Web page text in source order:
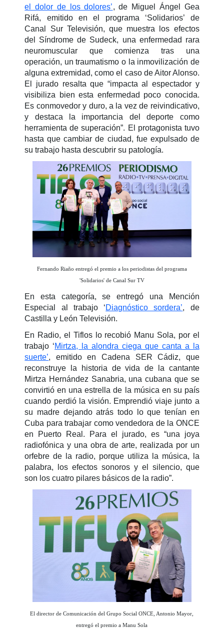
el dolor de los dolores’, de Miguel Ángel Gea
Rifá, emitido en el programa ‘Solidarios’ de
Canal Sur Televisión, que muestra los efectos
del Síndrome de Sudeck, una enfermedad rara
neuromuscular que comienza tras una
operación, un traumatismo o la inmovilización de
alguna extremidad, como el caso de Aitor Alonso.
El jurado resalta que “impacta al espectador y
visibiliza bien esta enfermedad poco conocida.
Es conmovedor y duro, a la vez de reivindicativo,
y destaca la importancia del deporte como
herramienta de superación”. El protagonista tuvo
hasta que cambiar de ciudad, fue expulsado de
su trabajo hasta descubrir su patología.
Fernando Riaño entregó el premio a los periodistas del programa
'Solidarios' de Canal Sur TV
En esta categoría, se entregó una Mención
Especial al trabajo ‘Diagnóstico sordera’, de
Castilla y León Televisión.
En Radio, el Tiflos lo recobió Manu Sola, por el
trabajo ‘Mirtza, la alondra ciega que canta a la
suerte’, emitido en Cadena SER Cádiz, que
reconstruye la historia de vida de la cantante
Mirtza Hernández Sanabria, una cubana que se
convirtió en una estrella de la música en su país
cuando perdió la visión. Emprendió viaje junto a
su madre dejando atrás todo lo que tenían en
Cuba para trabajar como vendedora de la ONCE
en Puerto Real. Para el jurado, es “una joya
radiofónica y una obra de arte, realizada por un
orfebre de la radio, porque utiliza la música, la
palabra, los efectos sonoros y el silencio, que
son los cuatro pilares básicos de la radio”.
El director de Comunicación del Grupo Social ONCE, Antonio Mayor,
entregó el premio a Manu Sola